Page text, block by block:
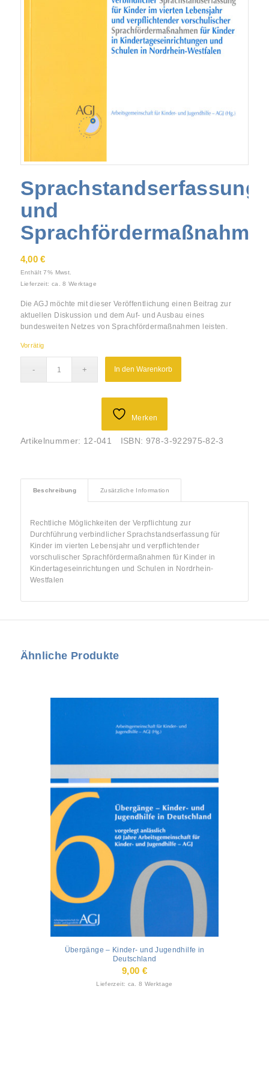
Sprachstandserfassung
und
4,00€
Enthält 7% Mwst.
Lieferzeit: ca. 8 Werktage
Die AGJ möchte mit dieser Veröffentlichung einen Beitrag zur
aktuellen Diskussion und dem Auf- und Ausbau eines
bundesweiten Netzes von Sprachfördermaßnahmen leisten.
Vorrätig
In den Warenkorb
Merken
Artikelnummer: 12-041 ISBN: 978-3-922975-82-3
Beschreibung Zusätzliche Information
Rechtliche Möglichkeiten der Verpflichtung zur
Durchführung verbindlicher Sprachstandserfassung für
Kinder im vierten Lebensjahr und verpflichtender
vorschulischer Sprachfördermaßnahmen für Kinder in
Kindertageseinrichtungen und Schulen in Nordrhein-
Westfalen
Ähnliche Produkte
Übergänge – Kinder- und Jugendhilfe in
Deutschland
9,00 €
Lieferzeit: ca. 8 Werktage